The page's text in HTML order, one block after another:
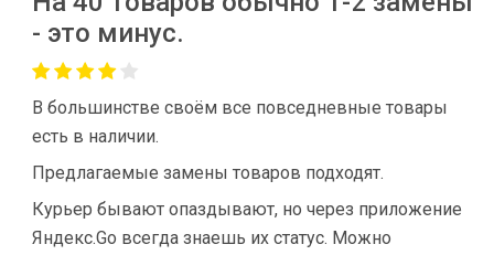
- это минус.
В большинстве своём все повседневные товары
есть в наличии.
Предлагаемые замены товаров подходят.
Курьер бывают опаздывают, но через приложение
Яндекс.Go всегда знаешь их статус. Можно